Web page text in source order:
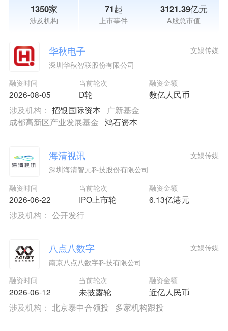
1350家
涉及机构
71起
上市事件
3121.39亿元
A股总市值
华秋电子
深圳华秋智联股份有限公司
融资时间
2026-08-05
当前轮次
D轮
融资金额
数亿人民币
文娱传媒
涉及机构： 招银国际资本
广新基金
成都高新区产业发展基金 鸿石资本
海清视讯
深圳海清智元科技股份有限公司
融资时间
2026-06-22
当前轮次
IPO上市轮
融资金额
6.13亿港元
文娱传媒
涉及机构： 公开发行
八点八数字
南京八点八数字科技有限公司
融资时间
2026-06-12
当前轮次
未披露轮
融资金额
近亿人民币
文娱传媒
涉及机构： 北京泰中合领投 多家机构跟投